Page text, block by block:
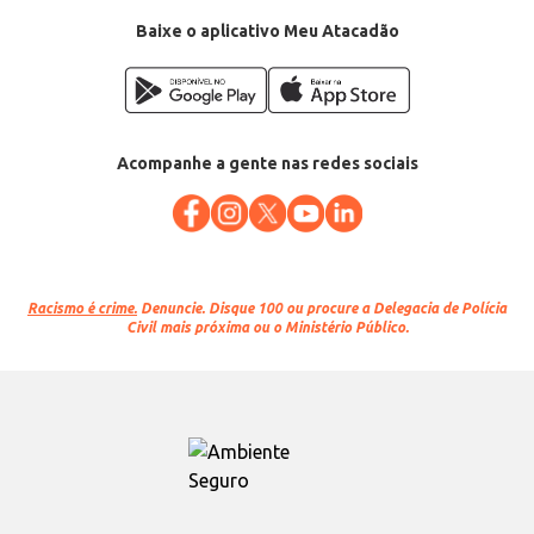
Baixe o aplicativo Meu Atacadão
Acompanhe a gente nas redes sociais
Racismo é crime. Denuncie. Disque 100 ou procure a Delegacia de Polícia
Civil mais próxima ou o Ministério Público.